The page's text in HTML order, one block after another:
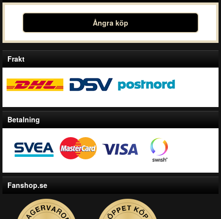
Ångra köp
Frakt
Betalning
Fanshop.se